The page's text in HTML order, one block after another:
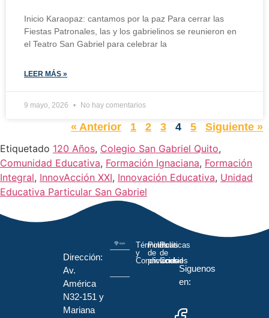
Inicio Karaopaz: cantamos por la paz Para cerrar las
Fiestas Patronales, las y los gabrielinos se reunieron en
el Teatro San Gabriel para celebrar la
LEER MÁS »
9 mayo, 2026 No hay comentarios
« Anterior 1 2 3 4 5
Siguiente »
Etiquetado 120 Años, Colegio San Gabriel Quito,
Comunidad Educativa, Formación Ignaciana, Formación
Integral, InnovAcción XXI, Innovación Educativa, Unidad
Educativa Particular San Gabriel
Dirección:
Av.
América
N32-151 y
Mariana
Términos
y
Condiciones
Políticas
de
privacidad
Políticas
de
Cookies
Siguenos
en: